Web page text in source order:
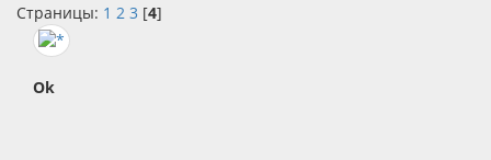
Страницы: 1 2 3 [4]
Ok